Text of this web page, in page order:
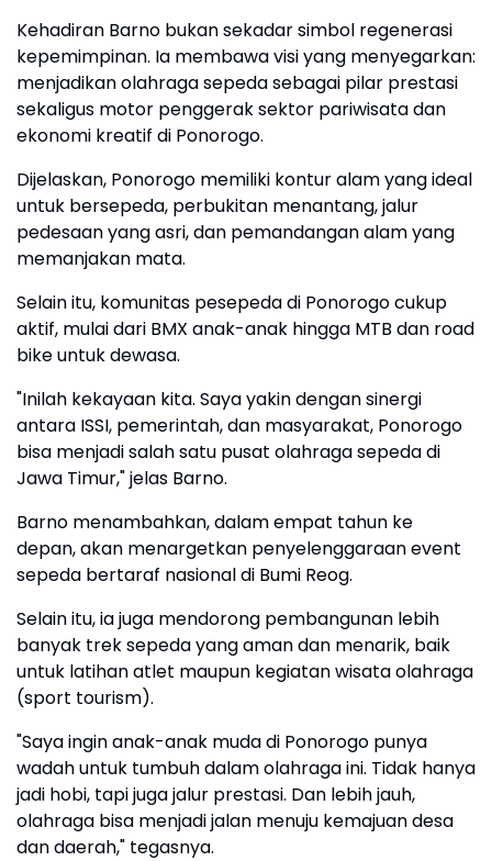
Kehadiran Barno bukan sekadar simbol regenerasi
kepemimpinan. Ia membawa visi yang menyegarkan:
menjadikan olahraga sepeda sebagai pilar prestasi
sekaligus motor penggerak sektor pariwisata dan
ekonomi kreatif di Ponorogo.
Dijelaskan, Ponorogo memiliki kontur alam yang ideal
untuk bersepeda, perbukitan menantang, jalur
pedesaan yang asri, dan pemandangan alam yang
memanjakan mata.
Selain itu, komunitas pesepeda di Ponorogo cukup
aktif, mulai dari BMX anak-anak hingga MTB dan road
bike untuk dewasa.
"Inilah kekayaan kita. Saya yakin dengan sinergi
antara ISSI, pemerintah, dan masyarakat, Ponorogo
bisa menjadi salah satu pusat olahraga sepeda di
Jawa Timur," jelas Barno.
Barno menambahkan, dalam empat tahun ke
depan, akan menargetkan penyelenggaraan event
sepeda bertaraf nasional di Bumi Reog.
Selain itu, ia juga mendorong pembangunan lebih
banyak trek sepeda yang aman dan menarik, baik
untuk latihan atlet maupun kegiatan wisata olahraga
(sport tourism).
"Saya ingin anak-anak muda di Ponorogo punya
wadah untuk tumbuh dalam olahraga ini. Tidak hanya
jadi hobi, tapi juga jalur prestasi. Dan lebih jauh,
olahraga bisa menjadi jalan menuju kemajuan desa
dan daerah," tegasnya.